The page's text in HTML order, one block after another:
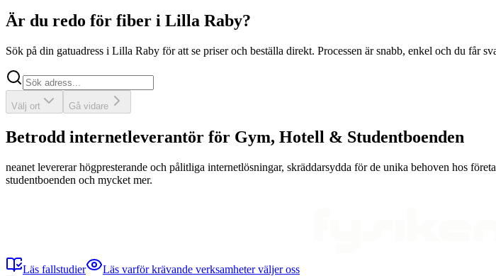
Är du redo för fiber i Lilla Raby?
Sök på din gatuadress i Lilla Raby för att se priser och beställa direkt. Processen är snabb, enkel och du får
Sök
Välj ort Gå vidare
Betrodd internetleverantör för Gym, Hotell & Studentboenden
neanet levererar högpresterande och pålitliga internetlösningar, skräddarsydda för de unika behoven hos
studentboenden och mycket mer.
Läs fallstudier Läs varför krävande verksamheter väljer oss